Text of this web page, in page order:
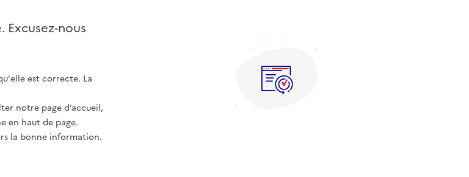
Excusez-nous
est correcte. La
notre page d’accueil,
en haut de page.
la bonne information.